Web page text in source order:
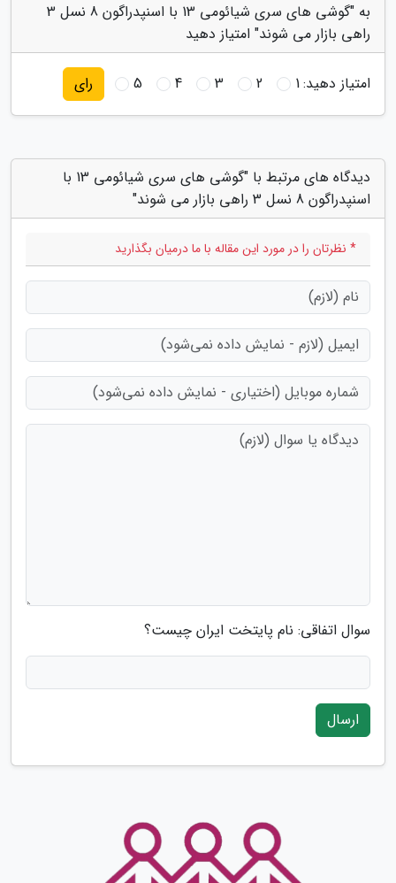
به "گوشی های سری شیائومی 13 با اسنپدراگون 8 نسل 3
راهی بازار می شوند" امتیاز دهید
امتیاز دهید:1
2
3
4
5 رای
دیدگاه های مرتبط با "گوشی های سری شیائومی 13 با
اسنپدراگون 8 نسل 3 راهی بازار می شوند"
* نظرتان را در مورد این مقاله با ما درمیان بگذارید
سوال اتفاقی: نام پایتخت ایران چیست؟
ارسال